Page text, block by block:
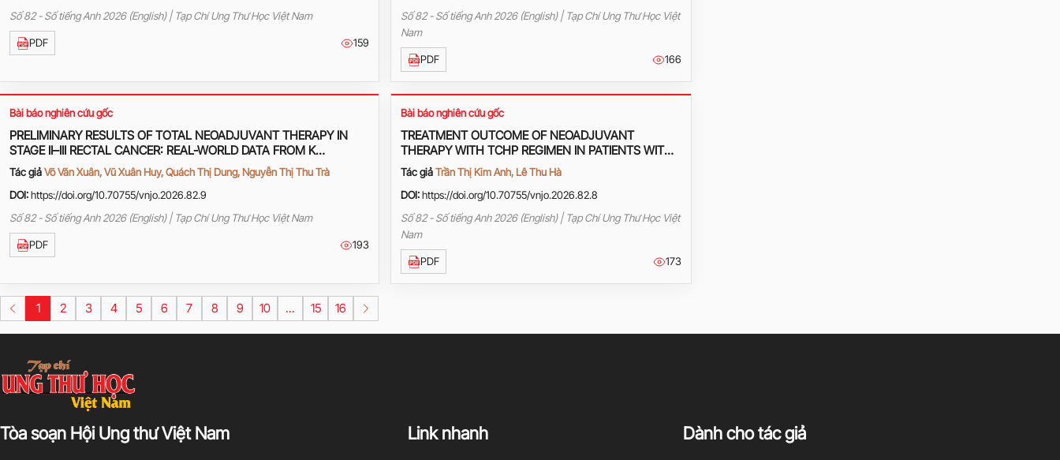
Số 82 - Số tiếng Anh 2026 (English) | Tạp Chí Ung Thư Học Việt Nam
PDF 159
Số 82 - Số tiếng Anh 2026 (English) | Tạp Chí Ung Thư Học Việt
Nam
PDF 166
Bài báo nghiên cứu gốc
PRELIMINARY RESULTS OF TOTAL NEOADJUVANT THERAPY IN
STAGE II–III RECTAL CANCER: REAL-WORLD DATA FROM K
HOSPITAL
Tác giảVõ Văn Xuân, Vũ Xuân Huy, Quách Thị Dung, Nguyễn Thị Thu Trà
DOI:https://doi.org/10.70755/vnjo.2026.82.9
Số 82 - Số tiếng Anh 2026 (English) | Tạp Chí Ung Thư Học Việt Nam
PDF 193
Bài báo nghiên cứu gốc
TREATMENT OUTCOME OF NEOADJUVANT
THERAPY WITH TCHP REGIMEN IN PATIENTS WITH
HER2+ BREAST CANCER AT HANOI ONCOLOGY
HOSPITAL
Tác giảTrần Thị Kim Anh, Lê Thu Hà
DOI:https://doi.org/10.70755/vnjo.2026.82.8
Số 82 - Số tiếng Anh 2026 (English) | Tạp Chí Ung Thư Học Việt
Nam
PDF 173
1 2 3 4 5 6 7 8 9 10 ... 15 16
Tòa soạn Hội Ung thư Việt Nam Link nhanh Dành cho tác giả